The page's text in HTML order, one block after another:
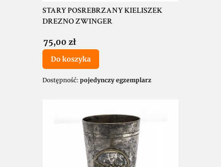
STARY POSREBRZANY KIELISZEK
DREZNO ZWINGER
Cena
75,00 zł
Do koszyka
Dostępność: pojedynczy egzemplarz